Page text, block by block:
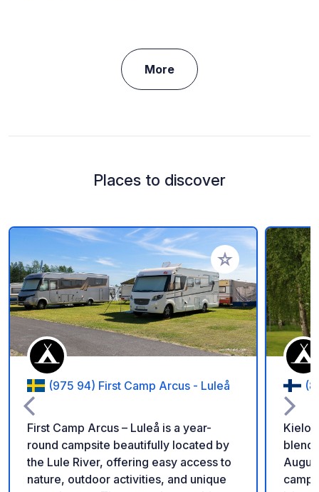
More
Places to discover
Add to your
(975 94) First Camp Arcus - Luleå
First Camp Arcus – Luleå is a year-
round campsite beautifully located by
the Lule River, offering easy access to
nature, outdoor activities, and unique
Kielo
blend